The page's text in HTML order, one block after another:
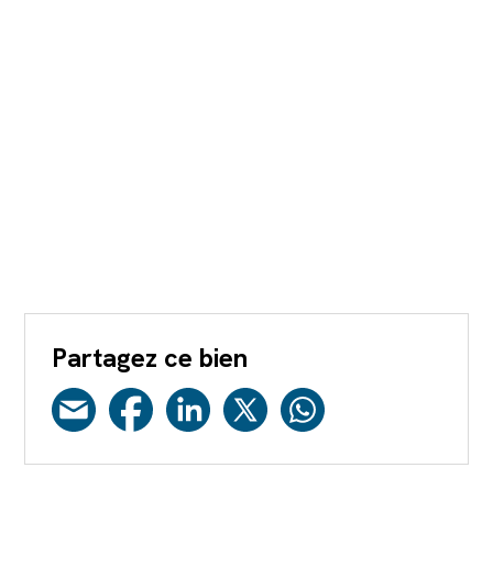
Partagez ce bien